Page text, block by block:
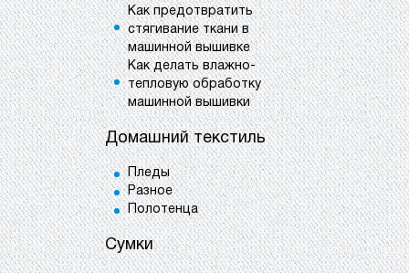
Как предотвратить
стягивание ткани в
машинной вышивке
Как делать влажно-
тепловую обработку
машинной вышивки
Домашний текстиль
Пледы
Разное
Полотенца
Сумки